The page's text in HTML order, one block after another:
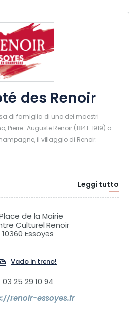
des Renoir
di famiglia di uno dei maestri
Pierre-Auguste Renoir (1841-1919) a
il villaggio di Renoir.
Leggi tutto
de la Mairie
Culturel Renoir
10360 Essoyes
Vado in treno!
03 25 29 10 94
renoir-essoyes.fr